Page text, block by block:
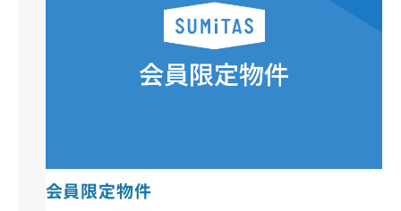
会員限定物件